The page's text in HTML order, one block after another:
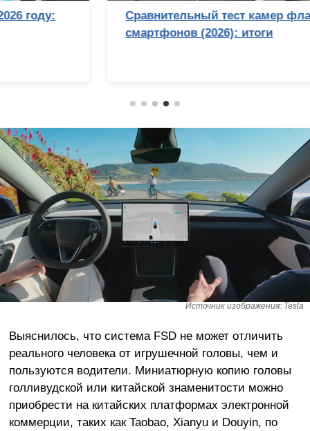
Сравнительный тест камер флагманских
смартфонов (2026): итоги
Источник изображения: Tesla
Выяснилось, что система FSD не может отличить
реального человека от игрушечной головы, чем и
пользуются водители. Миниатюрную копию головы
голливудской или китайской знаменитости можно
приобрести на китайских платформах электронной
коммерции, таких как Taobao, Xianyu и Douyin, по